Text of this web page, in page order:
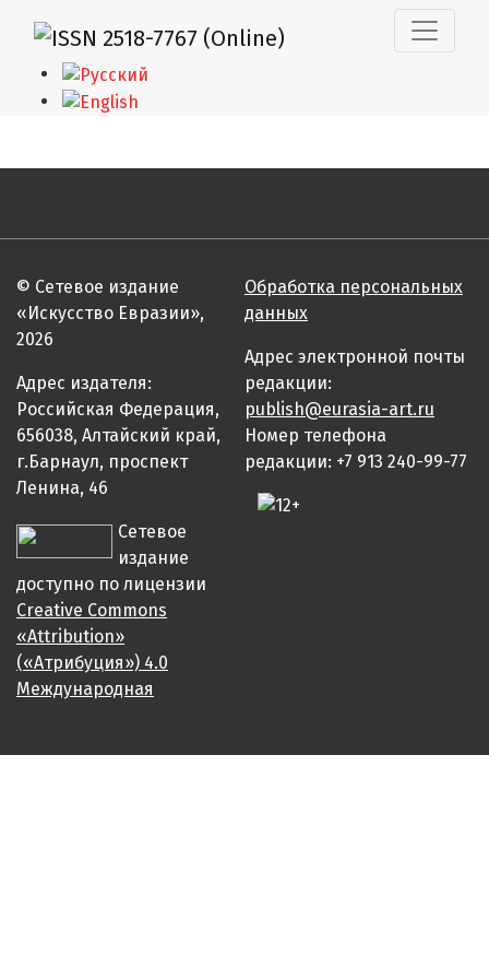
Композиция и стилистические особенности
© Сетевое издание
«Искусство Евразии»,
2026
Адрес издателя:
Российская Федерация,
656038, Алтайский край,
г.Барнаул, проспект
Ленина, 46
Сетевое
издание
доступно по лицензии
Creative Commons
«Attribution»
(«Атрибуция») 4.0
Международная
Обработка персональных
данных
Адрес электронной почты
редакции:
publish@eurasia-art.ru
Номер телефона
редакции: +7 913 240-99-77